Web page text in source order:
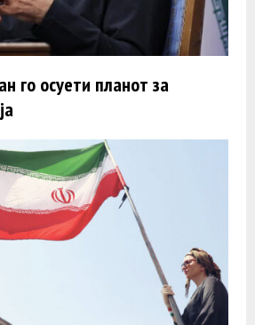
го осуети планот за